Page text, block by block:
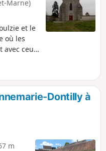
Marne)
et le
où les
avec ceux
visible
ne
Deux
charme
Dontilly à
m